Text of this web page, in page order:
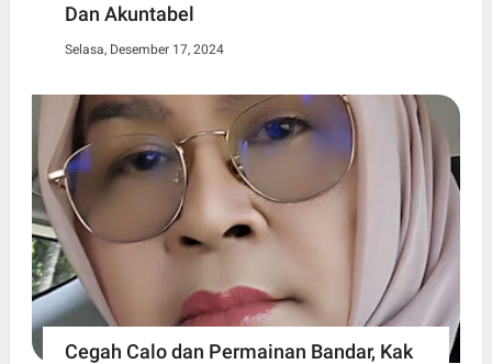
Dan Akuntabel
Selasa, Desember 17, 2024
Cegah Calo dan Permainan Bandar, Kak